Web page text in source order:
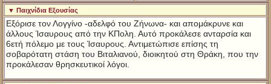
▼ Παιχνίδια Εξουσίας
Εξόρισε τον Λογγίνο -αδελφό του Ζήνωνα- και απομάκρυνε και
άλλους Ίσαυρους από την ΚΠoλη. Αυτό προκάλεσε ανταρσία και
6ετή πόλεμο με τους Ίσαυρους. Αντιμετώπισε επίσης τη
σοβαρότατη στάση του Βιταλιανού, διοικητού στη Θράκη, που την
προκάλεσαν θρησκευτικοί λόγοι.